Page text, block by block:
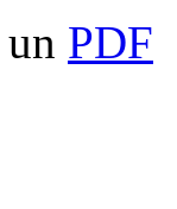
un PDF